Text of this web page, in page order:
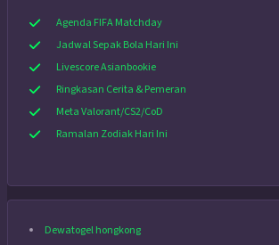
Agenda FIFA Matchday
Jadwal Sepak Bola Hari Ini
Livescore Asianbookie
Ringkasan Cerita & Pemeran
Meta Valorant/CS2/CoD
Ramalan Zodiak Hari Ini
Dewatogel hongkong